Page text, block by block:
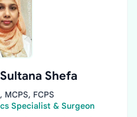
Shefa
MCPS, FCPS
Specialist & Surgeon